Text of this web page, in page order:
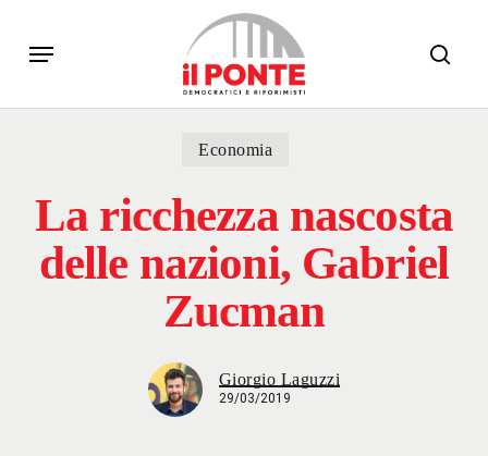
main
Menu
Economia
La ricchezza nascosta
delle nazioni, Gabriel
Zucman
Giorgio Laguzzi
29/03/2019